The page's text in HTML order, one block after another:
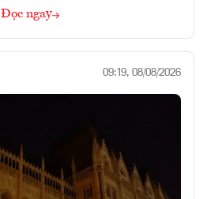
Đọc ngay
09:19, 08/08/2026